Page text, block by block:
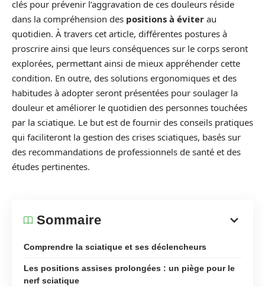
clés pour prévenir l’aggravation de ces douleurs réside
dans la compréhension des positions à éviter au
quotidien. À travers cet article, différentes postures à
proscrire ainsi que leurs conséquences sur le corps seront
explorées, permettant ainsi de mieux appréhender cette
condition. En outre, des solutions ergonomiques et des
habitudes à adopter seront présentées pour soulager la
douleur et améliorer le quotidien des personnes touchées
par la sciatique. Le but est de fournir des conseils pratiques
qui faciliteront la gestion des crises sciatiques, basés sur
des recommandations de professionnels de santé et des
études pertinentes.
Sommaire
Comprendre la sciatique et ses déclencheurs
Les positions assises prolongées : un piège pour le
nerf sciatique